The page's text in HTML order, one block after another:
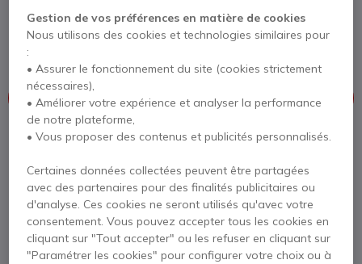
Réf. produit: COMMANDER // Réf. fournisseur: COMMANDER 18T
Téléphone analogique étanche IP65
Ce produit n’est plus à la vente
Pour mieux répondre à vos besoins, nous vous proposons une
Voir les produits similaires
Contactez nos experts - Numéro gratuit
Gestion de vos préférences en matière de cookies
Nous utilisons des cookies et technologies similaires pour
:
• Assurer le fonctionnement du site (cookies strictement
nécessaires),
• Améliorer votre expérience et analyser la performance
de notre plateforme,
• Vous proposer des contenus et publicités personnalisés.
Certaines données collectées peuvent être partagées
avec des partenaires pour des finalités publicitaires ou
d'analyse. Ces cookies ne seront utilisés qu'avec votre
consentement. Vous pouvez accepter tous les cookies en
cliquant sur "Tout accepter" ou les refuser en cliquant sur
"Paramétrer les cookies" pour configurer votre choix ou à